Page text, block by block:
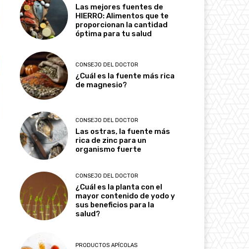
Las mejores fuentes de
HIERRO: Alimentos que te
proporcionan la cantidad
óptima para tu salud
CONSEJO DEL DOCTOR
¿Cuál es la fuente más rica
de magnesio?
CONSEJO DEL DOCTOR
Las ostras, la fuente más
rica de zinc para un
organismo fuerte
CONSEJO DEL DOCTOR
¿Cuál es la planta con el
mayor contenido de yodo y
sus beneficios para la
salud?
PRODUCTOS APÍCOLAS